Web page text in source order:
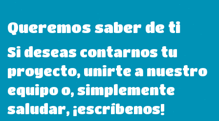
Queremos saber de ti
Si deseas contarnos tu
proyecto, unirte a nuestro
equipo o, simplemente
saludar, ¡escríbenos!